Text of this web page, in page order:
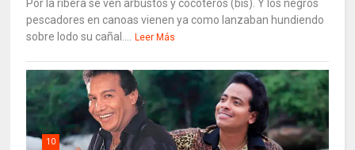
Por la ribera se ven arbustos y cocoteros (bis). Y los negros
pescadores en canoas vienen ya como lanzaban hundiendo
sobre lodo su cañal....
Leer Más
10